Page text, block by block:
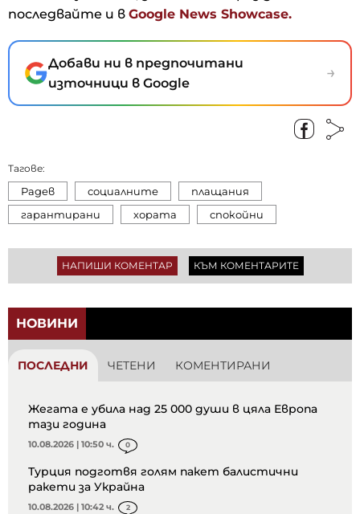
последвайте и в Google News Showcase.
Добави ни в предпочитани
източници в Google
→
Тагове:
Радев социалните
плащания
гарантирани
хората спокойни
НАПИШИ КОМЕНТАР КЪМ КОМЕНТАРИТЕ
НОВИНИ
ПОСЛЕДНИ ЧЕТЕНИ КОМЕНТИРАНИ
Жегата е убила над 25 000 души в цяла Европа
тази година
10.08.2026 | 10:50 ч. 0
Турция подготвя голям пакет балистични
ракети за Украйна
10.08.2026 | 10:42 ч. 2